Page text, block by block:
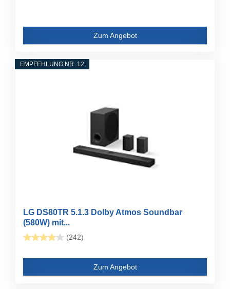
Zum Angebot
EMPFEHLUNG NR. 12
LG DS80TR 5.1.3 Dolby Atmos Soundbar
(580W) mit...
(242)
Zum Angebot